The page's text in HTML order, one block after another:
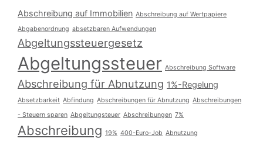
Abschreibung auf Immobilien Abschreibung auf Wertpapiere
Abgabenordnung absetzbaren Aufwendungen
Abgeltungssteuergesetz
Abgeltungssteuer Abschreibung Software
Abschreibung für Abnutzung 1%-Regelung
Absetzbarkeit Abfindung Abschreibungen für Abnutzung Abschreibungen
- Steuern sparen Abgeltungsteuer Abschreibungen 7%
Abschreibung 19% 400-Euro-Job Abnutzung